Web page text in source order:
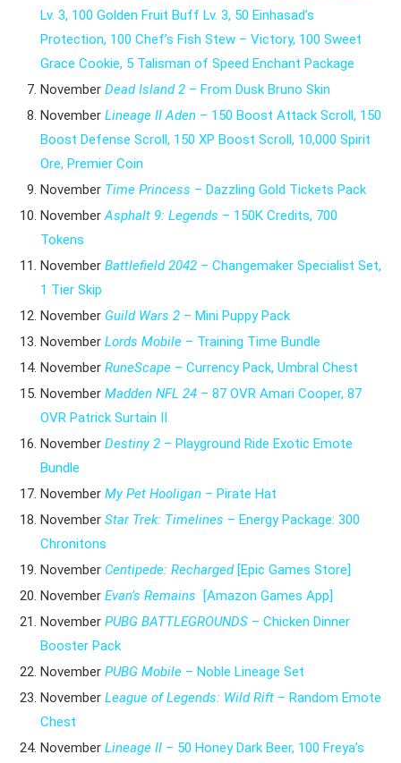
Lv. 3, 100 Golden Fruit Buff Lv. 3, 50 Einhasad’s
Protection, 100 Chef’s Fish Stew – Victory, 100 Sweet
Grace Cookie, 5 Talisman of Speed Enchant Package
November DeadIsland 2 – From Dusk Bruno Skin
November Lineage II Aden – 150 Boost Attack Scroll, 150
Boost Defense Scroll, 150 XP Boost Scroll, 10,000 Spirit
Ore, Premier Coin
November Time Princess – Dazzling Gold Tickets Pack
NovemberAsphalt 9: Legends – 150K Credits, 700
Tokens
November Battlefield 2042 – Changemaker Specialist Set,
1 Tier Skip
November Guild Wars 2 – Mini Puppy Pack
November Lords Mobile – Training Time Bundle
November RuneScape – Currency Pack, Umbral Chest
November Madden NFL 24 – 87 OVR Amari Cooper, 87
OVR Patrick Surtain II
November Destiny 2 – Playground Ride Exotic Emote
Bundle
November My Pet Hooligan – Pirate Hat
November Star Trek: Timelines – Energy Package: 300
Chronitons
November Centipede: Recharged [Epic Games Store]
November Evan’s Remains
[Amazon Games App]
November PUBG BATTLEGROUNDS – Chicken Dinner
Booster Pack
November PUBG Mobile – Noble Lineage Set
November League of Legends: Wild Rift – Random Emote
Chest
November Lineage II – 50 Honey Dark Beer, 100 Freya’s